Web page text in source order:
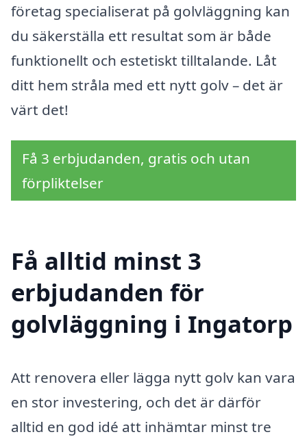
företag specialiserat på golvläggning kan
du säkerställa ett resultat som är både
funktionellt och estetiskt tilltalande. Låt
ditt hem stråla med ett nytt golv – det är
värt det!
Få 3 erbjudanden, gratis och utan
förpliktelser
Få alltid minst 3
erbjudanden för
golvläggning i Ingatorp
Att renovera eller lägga nytt golv kan vara
en stor investering, och det är därför
alltid en god idé att inhämtar minst tre